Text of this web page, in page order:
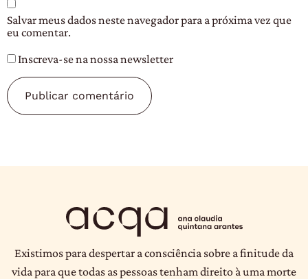
Salvar meus dados neste navegador para a próxima vez que
eu comentar.
Inscreva-se na nossa newsletter
Existimos para despertar a consciência sobre a finitude da
vida para que todas as pessoas tenham direito à uma morte